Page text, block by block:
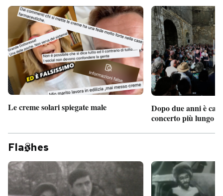
Le creme solari spiegate male
Dopo due anni è
concerto più lungo
Fla hes